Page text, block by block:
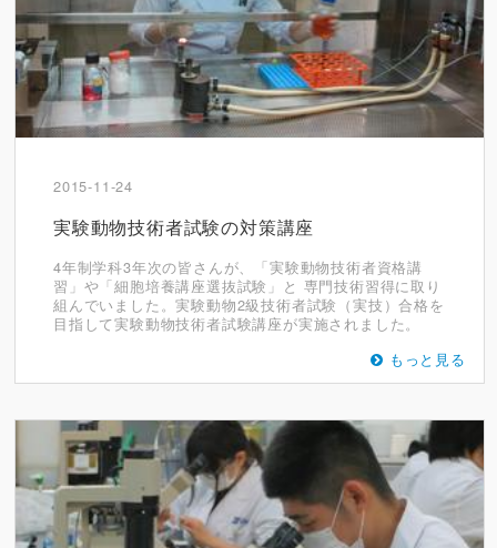
2015-11-24
実験動物技術者試験の対策講座
4年制学科3年次の皆さんが、「実験動物技術者資格講
習」や「細胞培養講座選抜試験」と 専門技術習得に取り
組んでいました。実験動物2級技術者試験（実技）合格を
目指して実験動物技術者試験講座が実施されました。
もっと見る